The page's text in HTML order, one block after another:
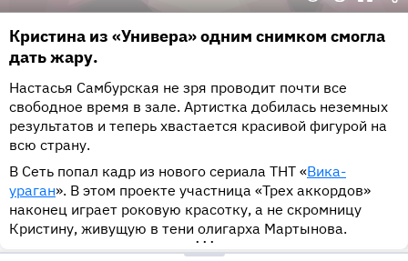
Кристина из «Универа» одним снимком смогла
дать жару.
Настасья Самбурская не зря проводит почти все
свободное время в зале. Артистка добилась неземных
результатов и теперь хвастается красивой фигурой на
всю страну.
В Сеть попал кадр из нового сериала ТНТ «Вика-
ураган». В этом проекте участница «Трех аккордов»
наконец играет роковую красотку, а не скромницу
Кристину, живущую в тени олигарха Мартынова.
•••